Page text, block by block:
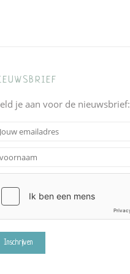
je aan voor de nieuwsbrief: